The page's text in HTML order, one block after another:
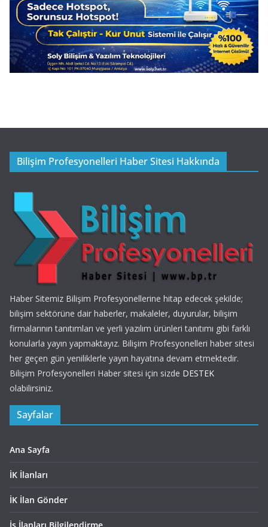
Bilişim Profesyonelleri Haber Sitesi Hakkında
Haber Sitemiz Bilişim Profesyonellerine hitap edecek şekilde;
bilişim sektörüne dair haberler, makaleler, duyurular, bilişim
firmalarının tanıtımları ve yerli yazılım ürünleri tanıtımı gibi farklı
konularla yayın yapmaktayız. Bilişim Profesyonelleri haber sitesi
her geçen gün yeniliklerle yayın hayatına devam etmektedir.
Bilişim Profesyonelleri Haber sitesi için sizde DESTEK
olabilirsiniz.
Sayfalar
Ana Sayfa
İK İlanları
İK İlan Gönder
İş İlanları Bilgilendirme